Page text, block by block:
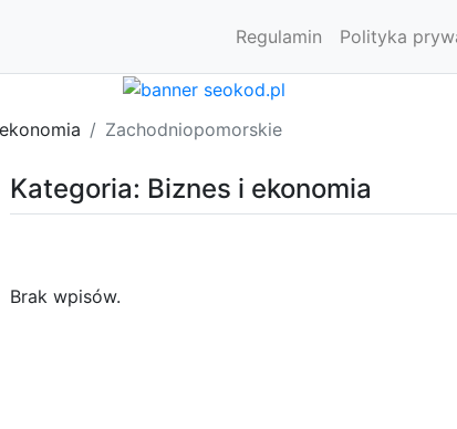
Regulamin Polityka
Zachodniopomorskie
Kategoria: Biznes i ekonomia
Brak wpisów.